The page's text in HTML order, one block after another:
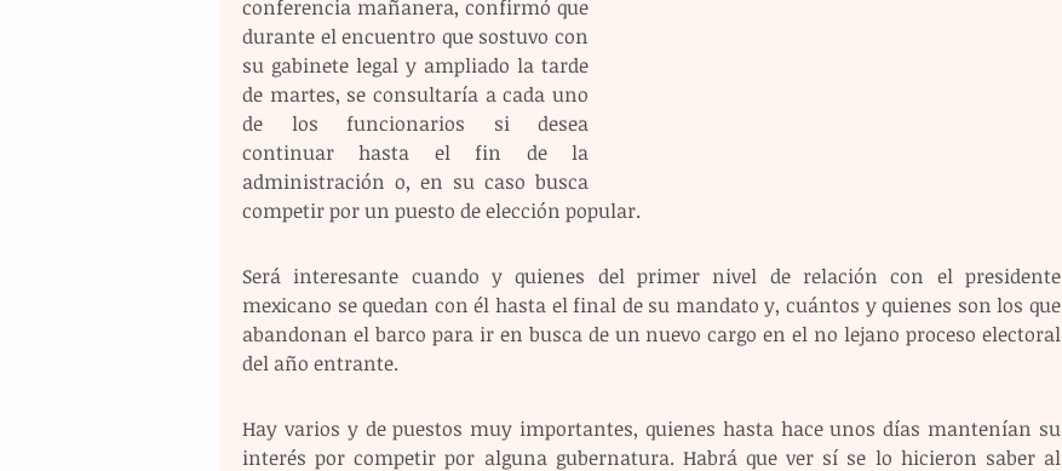
conferencia mañanera, confirmó que
durante el encuentro que sostuvo con
su gabinete legal y ampliado la tarde
de martes, se consultaría a cada uno
de los funcionarios si desea
continuar hasta el fin de la
administración o, en su caso busca
competir por un puesto de elección popular.
Será interesante cuando y quienes del primer nivel de relación con el presidente
mexicano se quedan con él hasta el final de su mandato y, cuántos y quienes son los que
abandonan el barco para ir en busca de un nuevo cargo en el no lejano proceso electoral
del año entrante.
Hay varios y de puestos muy importantes, quienes hasta hace unos días mantenían su
interés por competir por alguna gubernatura. Habrá que ver sí se lo hicieron saber al